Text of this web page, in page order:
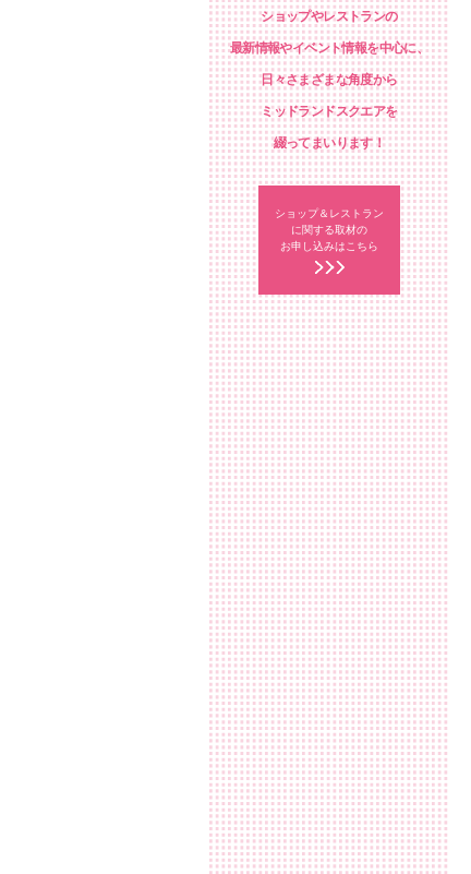
ショップやレストランの
最新情報やイベント情報を中心に、
日々さまざまな角度から
ミッドランドスクエアを
綴ってまいります！
ショップ＆レストラン
に関する取材の
お申し込みはこちら